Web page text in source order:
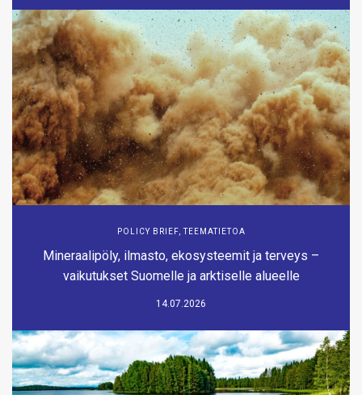
POLICY BRIEF,TEEMATIETOA
Mineraalipöly, ilmasto, ekosysteemit ja terveys –
vaikutukset Suomelle ja arktiselle alueelle
14.07.2026